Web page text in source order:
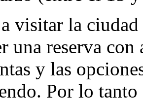
visitar la
una reserva
y las
Por lo